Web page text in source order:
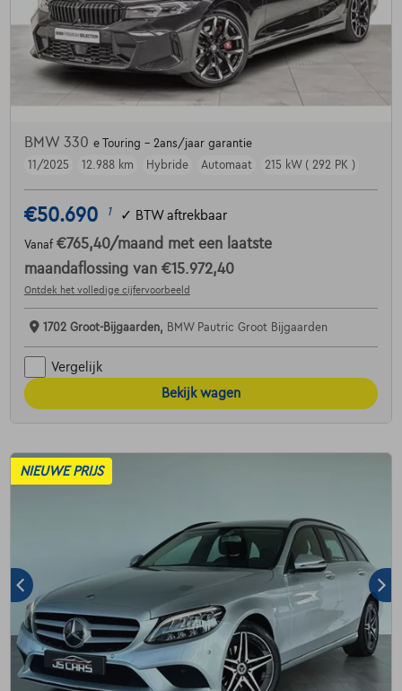
BMW 330 e Touring - 2ans/jaar garantie
11/2025
12.988 km Hybride Automaat 215 kW ( 292 PK )
€50.690 1 ✓ BTW aftrekbaar
Vanaf €765,40/maand met een laatste
maandaflossing van €15.972,40
Ontdek het volledige cijfervoorbeeld
1702 Groot-Bijgaarden, BMW Pautric Groot Bijgaarden
Vergelijk
Bekijk wagen
NIEUWE PRIJS